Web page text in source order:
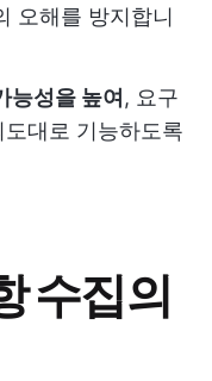
오해를 방지합니
능성을 높여, 요구
대로 기능하도록
수집의